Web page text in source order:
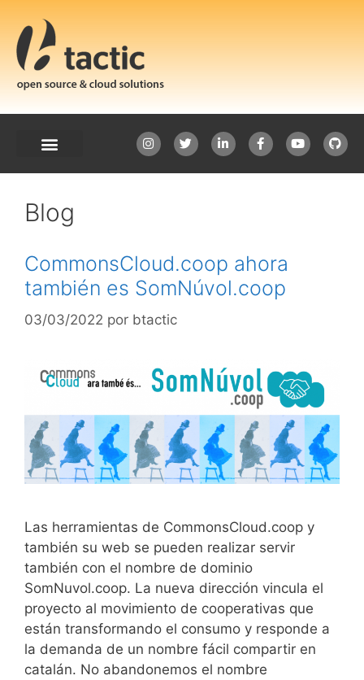
Blog
CommonsCloud.coop ahora
también es SomNúvol.coop
03/03/2022 por btactic
Las herramientas de CommonsCloud.coop y
también su web se pueden realizar servir
también con el nombre de dominio
SomNuvol.coop. La nueva dirección vincula el
proyecto al movimiento de cooperativas que
están transformando el consumo y responde a
la demanda de un nombre fácil compartir en
catalán. No abandonemos el nombre